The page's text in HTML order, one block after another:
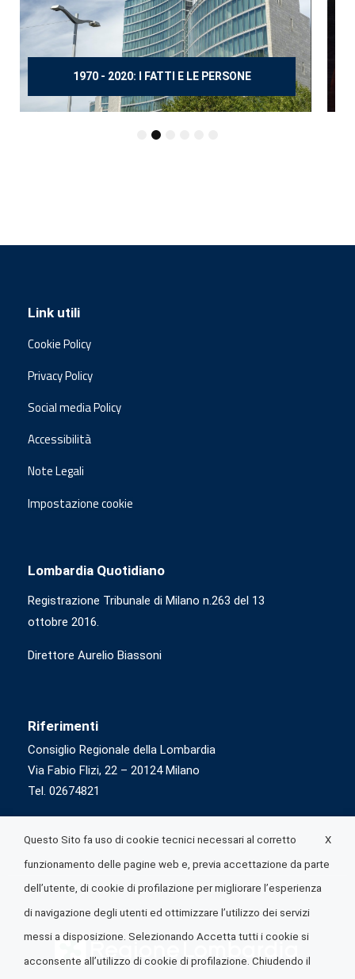
150 ANNI DOPO MANZONI
Link utili
Cookie Policy
Privacy Policy
Social media Policy
Accessibilità
Note Legali
Impostazione cookie
Lombardia Quotidiano
Registrazione Tribunale di Milano n.263 del 13
ottobre 2016.
Direttore Aurelio Biassoni
Riferimenti
Consiglio Regionale della Lombardia
Via Fabio Flizi, 22 – 20124 Milano
Tel. 02674821
X
Questo Sito fa uso di cookie tecnici necessari al corretto
funzionamento delle pagine web e, previa accettazione da parte
dell’utente, di cookie di profilazione per migliorare l’esperienza
di navigazione degli utenti ed ottimizzare l’utilizzo dei servizi
messi a disposizione. Selezionando Accetta tutti i cookie si
acconsente all’utilizzo di cookie di profilazione. Chiudendo il